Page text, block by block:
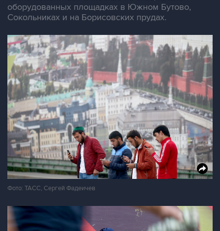
оборудованных площадках в Южном Бутово,
Сокольниках и на Борисовских прудах.
Фото: ТАСС, Сергей Фадеичев